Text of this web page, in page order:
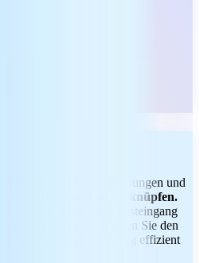
Ihre E-Mails, Besprechungen und
Konten in einer App verknüpfen.
verwalten Sie Ihren Posteingang
ganz einfach. Nutzen Sie den
Tools, um Ihren Tag effizient